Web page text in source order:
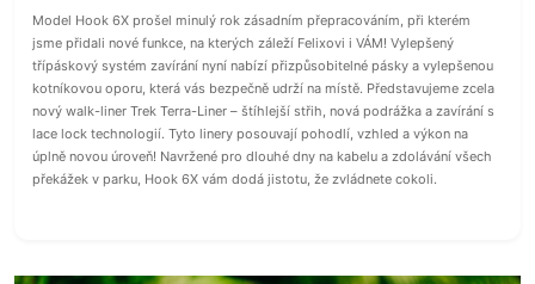
Model Hook 6X prošel minulý rok zásadním přepracováním, při kterém
jsme přidali nové funkce, na kterých záleží Felixovi i VÁM! Vylepšený
třípáskový systém zavírání nyní nabízí přizpůsobitelné pásky a vylepšenou
kotníkovou oporu, která vás bezpečně udrží na místě. Představujeme zcela
nový walk-liner Trek Terra-Liner – štíhlejší střih, nová podrážka a zavírání s
lace lock technologií. Tyto linery posouvají pohodlí, vzhled a výkon na
úplně novou úroveň! Navržené pro dlouhé dny na kabelu a zdolávání všech
překážek v parku, Hook 6X vám dodá jistotu, že zvládnete cokoli.